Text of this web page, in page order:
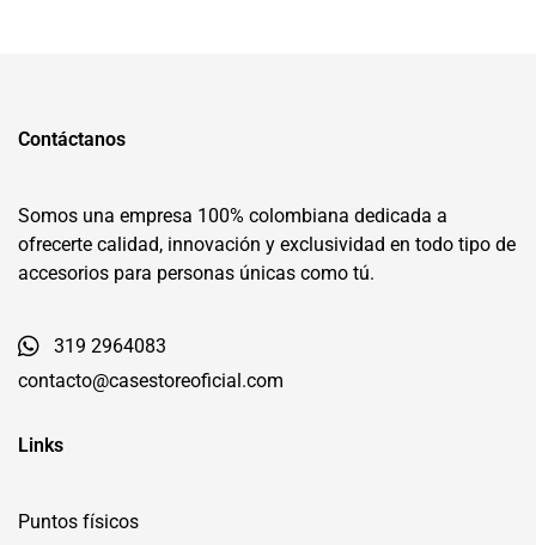
Contáctanos
Somos una empresa 100% colombiana dedicada a
ofrecerte calidad, innovación y exclusividad en todo tipo de
accesorios para personas únicas como tú.
319 2964083
contacto@casestoreoficial.com
Links
Puntos físicos